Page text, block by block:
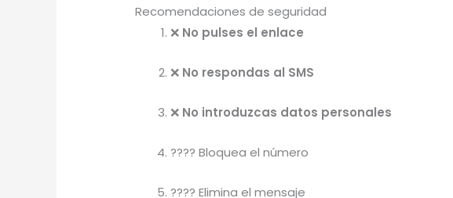
Recomendaciones de seguridad
❌ No pulses el enlace
❌ No respondas al SMS
❌ No introduzcas datos personales
???? Bloquea el número
????️ Elimina el mensaje